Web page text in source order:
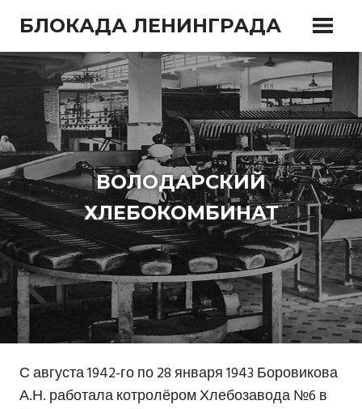
содержимому
БЛОКАДА ЛЕНИНГРАДА
ВОЛОДАРСКИЙ
ХЛЕБОКОМБИНАТ
С августа 1942-го по 28 января 1943 Боровикова
А.Н. работала котролёром Хлебозавода №6 в